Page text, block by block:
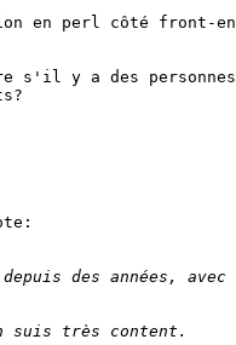
en perl côté front-
s'il y a des